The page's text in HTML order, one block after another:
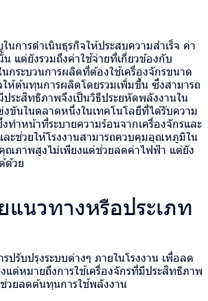
การดำเนินธุรกิจให้ประสบความสำเร็จ ค่า
แต่ยังรวมถึงค่าใช้จ่ายที่เกี่ยวข้องกับ
กระบวนการผลิตที่ต้องใช้เครื่องจักรขนาด
ห้ต้นทุนการผลิตโดยรวมเพิ่มขึ้น ซึ่งสามารถ
ประสิทธิภาพจึงเป็นวิธีประยหัดพลังงานใน
ขันในตลาดหนึ่งในเทคโนโลยีที่ได้รับความ
ำหน้าที่ระบายความร้อนจากเครื่องจักรและ
ละช่วยให้โรงงานสามารถควบคุมอุณหภูมิใน
ณภาพสูงไม่เพียงแต่ช่วยลดค่าไฟฟ้า แต่ยัง
ด้วย
แนวทางหรือประเภท
ปรับปรุงระบบต่างๆ ภายในโรงงาน เพื่อลด
แต่หมายถึงการใช้เครื่องจักรที่มีประสิทธิภาพ
วยลดต้นทุนการใช้พลังงาน